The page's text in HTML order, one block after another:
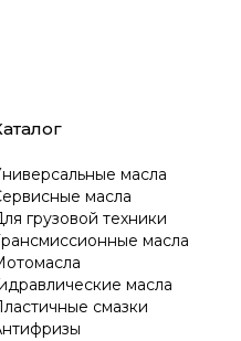
масла
масла
грузовой техники
масла
масла
смазки